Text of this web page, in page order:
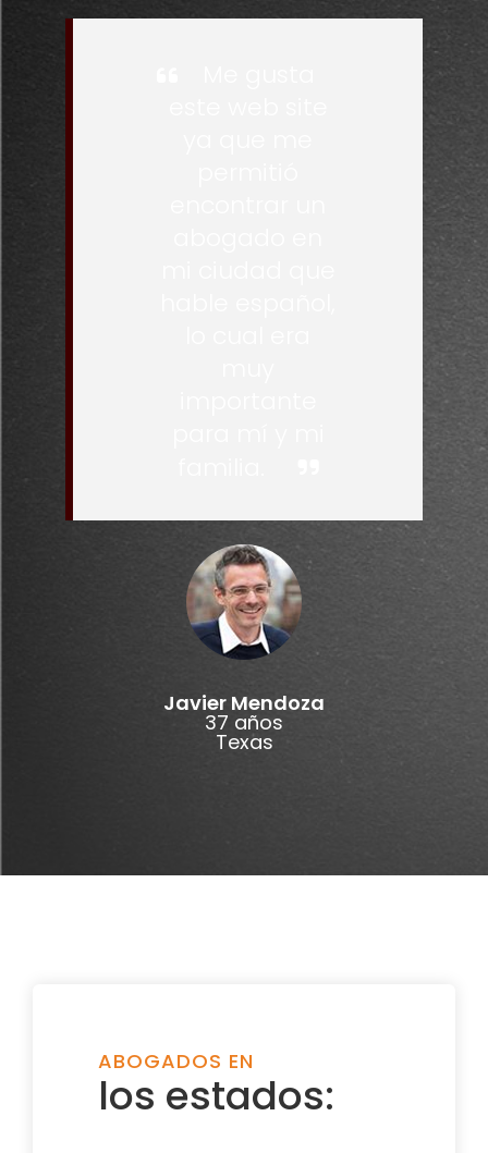
Javier Mendoza
37 años
Texas
ABOGADOS EN
los estados: